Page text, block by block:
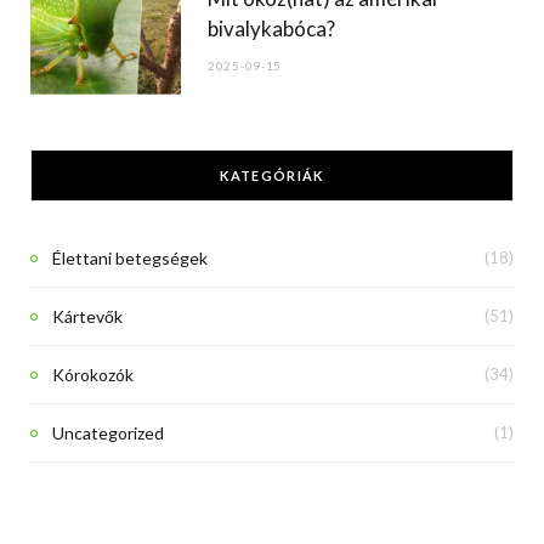
bivalykabóca?
2025-09-15
KATEGÓRIÁK
Élettani betegségek (18)
Kártevők (51)
Kórokozók (34)
Uncategorized (1)